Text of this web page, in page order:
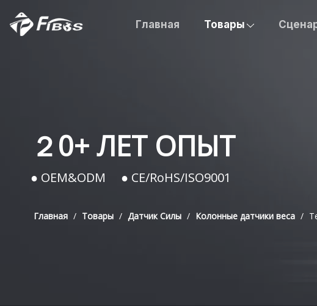
Главная Товары
２0+ ЛЕТ ОПЫТ
● OEM&ODM ● CE/RoHS/ISO9001
Главная / Товары / Датчик Силы / Колонные датчики веса /